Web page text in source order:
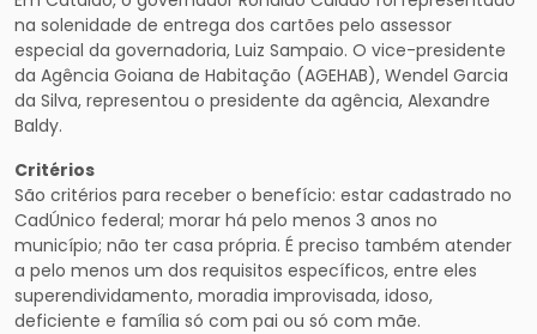
na solenidade de entrega dos cartões pelo assessor
especial da governadoria, Luiz Sampaio. O vice-presidente
da Agência Goiana de Habitação (AGEHAB), Wendel Garcia
da Silva, representou o presidente da agência, Alexandre
Baldy.
Critérios
São critérios para receber o benefício: estar cadastrado no
CadÚnico federal; morar há pelo menos 3 anos no
município; não ter casa própria. É preciso também atender
a pelo menos um dos requisitos específicos, entre eles
superendividamento, moradia improvisada, idoso,
deficiente e família só com pai ou só com mãe.